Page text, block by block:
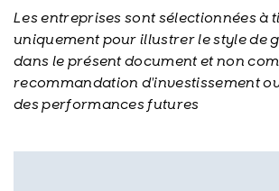
Les entreprises sont sélectionnées à
uniquement pour illustrer le style de
dans le présent document et non
recommandation d'investissement
des performances futures